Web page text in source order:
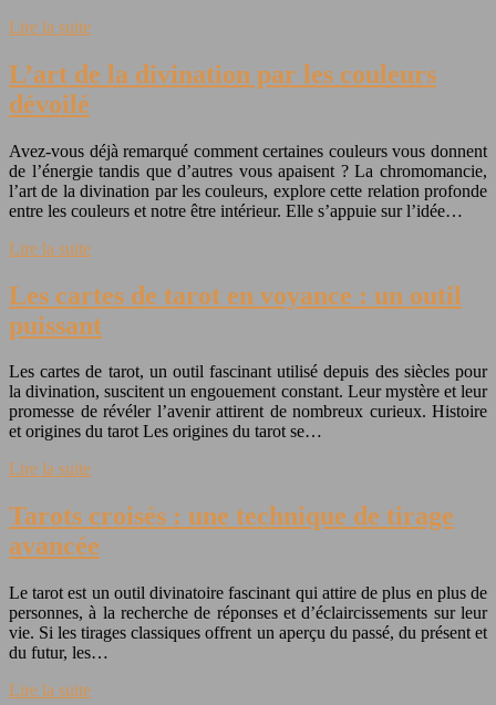
Lire la suite
L’art de la divination par les couleurs
dévoilé
Avez-vous déjà remarqué comment certaines couleurs vous donnent
de l’énergie tandis que d’autres vous apaisent ? La chromomancie,
l’art de la divination par les couleurs, explore cette relation profonde
entre les couleurs et notre être intérieur. Elle s’appuie sur l’idée…
Lire la suite
Les cartes de tarot en voyance : un outil
puissant
Les cartes de tarot, un outil fascinant utilisé depuis des siècles pour
la divination, suscitent un engouement constant. Leur mystère et leur
promesse de révéler l’avenir attirent de nombreux curieux. Histoire
et origines du tarot Les origines du tarot se…
Lire la suite
Tarots croisés : une technique de tirage
avancée
Le tarot est un outil divinatoire fascinant qui attire de plus en plus de
personnes, à la recherche de réponses et d’éclaircissements sur leur
vie. Si les tirages classiques offrent un aperçu du passé, du présent et
du futur, les…
Lire la suite